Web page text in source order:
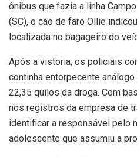
ônibus que fazia a linha
(SC), o cão de faro Ollie
localizada no bagageiro do
Após a vistoria, os policiais
continha entorpecente
22,35 quilos da droga. Com
nos registros da empresa de
identificar a responsável pelo
adolescente que assumiu a